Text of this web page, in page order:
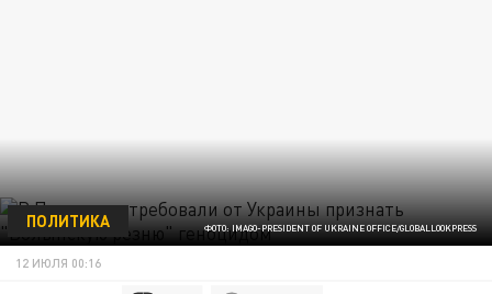
ФОТО: IMAGO-PRESIDENT OF UKRAINE OFFICE/GLOBALLOOKPRESS
ПОЛИТИКА
12 ИЮЛЯ 00:16